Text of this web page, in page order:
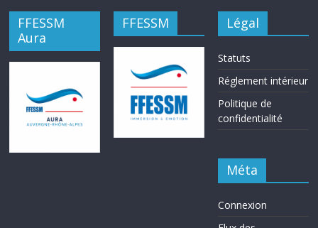
FFESSM
Aura
FFESSM Légal
Statuts
Réglement intérieur
Politique de
confidentialité
Méta
Connexion